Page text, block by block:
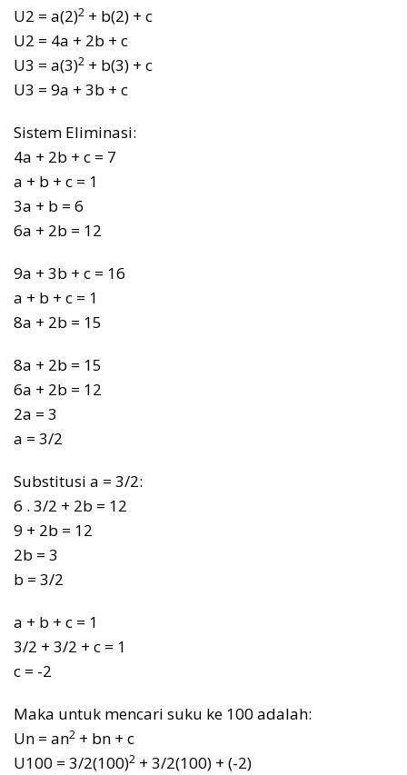
U2 = a(2)2 + b(2) + c
U2 = 4a + 2b + c
U3 = a(3)2 + b(3) + c
U3 = 9a + 3b + c
Sistem Eliminasi:
4a + 2b + c = 7
a + b + c = 1
3a + b = 6
6a + 2b = 12
9a + 3b + c = 16
a + b + c = 1
8a + 2b = 15
8a + 2b = 15
6a + 2b = 12
2a = 3
a = 3/2
Substitusi a = 3/2:
6 . 3/2 + 2b = 12
9 + 2b = 12
2b = 3
b = 3/2
a + b + c = 1
3/2 + 3/2 + c = 1
c = -2
Maka untuk mencari suku ke 100 adalah:
Un = an2 + bn + c
U100 = 3/2(100)2 + 3/2(100) + (-2)